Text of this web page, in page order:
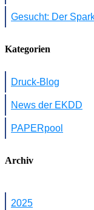
Gesucht: Der
Kategorien
Druck-Blog
News der EKDD
PAPERpool
Archiv
2025